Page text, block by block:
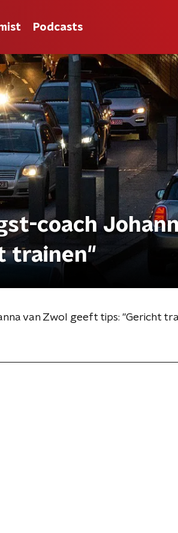
Podcasts
coach
trainen"
van Zwol geeft tips: "Gericht